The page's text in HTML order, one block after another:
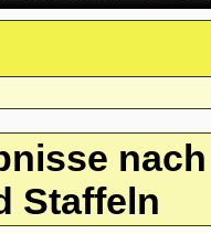
nach
Staffeln